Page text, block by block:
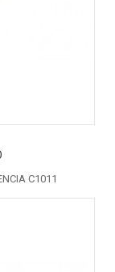
C1011